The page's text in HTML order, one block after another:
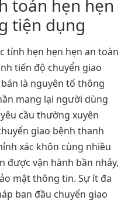
toán hẹn hẹn
tiện dụng
tính hẹn hẹn hẹn an toàn
tiến độ chuyển giao
là nguyên tố thông
mang lại người dùng
yêu cầu thường xuyên
giao bệnh thanh
xác khôn cùng nhiều
được vận hành bần nhảy,
mật thông tin. Sự ít đa
ban đầu chuyển giao